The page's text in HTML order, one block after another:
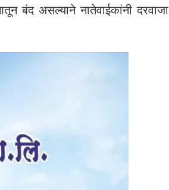
बंद असल्याने नातेवाईकांनी दरवाजा